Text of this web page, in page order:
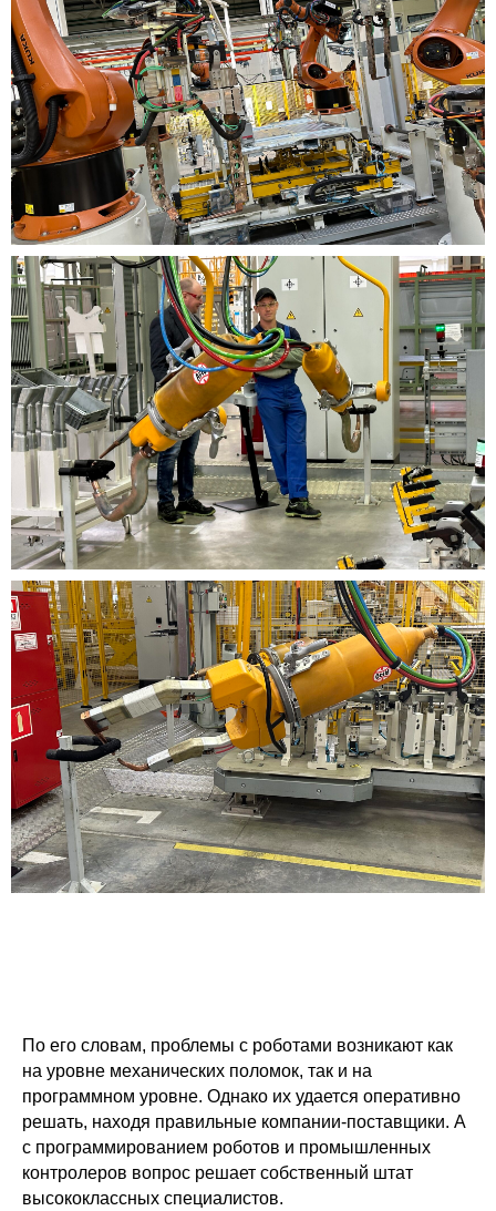
По его словам, проблемы с роботами возникают как
на уровне механических поломок, так и на
программном уровне. Однако их удается оперативно
решать, находя правильные компании-поставщики. А
с программированием роботов и промышленных
контролеров вопрос решает собственный штат
высококлассных специалистов.